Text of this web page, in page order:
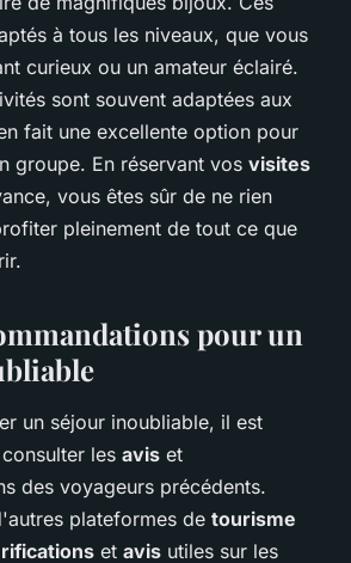
à tous les niveaux, que vous
curieux ou un amateur éclairé.
sont souvent adaptées aux
fait une excellente option pour
groupe. En réservant vos visites
vous êtes sûr de ne rien
pleinement de tout ce que
pour un
un séjour inoubliable, il est
les avis et
des voyageurs précédents.
plateformes de tourisme
et avis utiles sur les